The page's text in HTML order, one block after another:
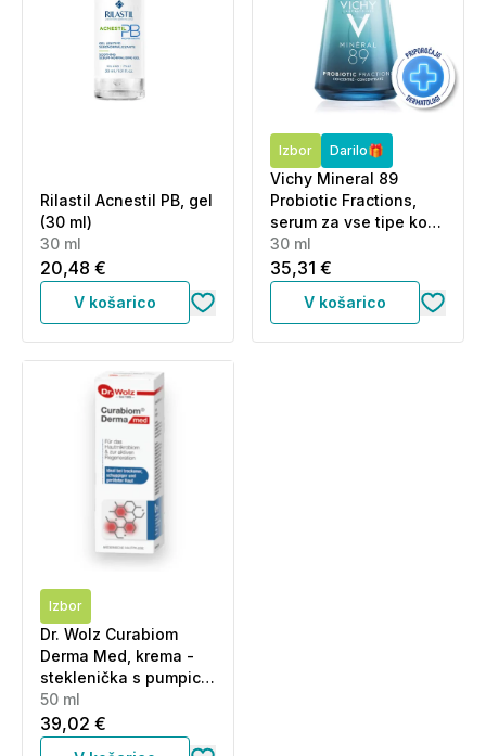
Rilastil Acnestil PB, gel
(30 ml)
30 ml
20,48 €
V košarico
Izbor Darilo🎁
Vichy Mineral 89
Probiotic Fractions,
serum za vse tipe kože
(30 ml)
30 ml
35,31 €
V košarico
Izbor
Dr. Wolz Curabiom
Derma Med, krema -
steklenička s pumpico
(50 ml)
50 ml
39,02 €